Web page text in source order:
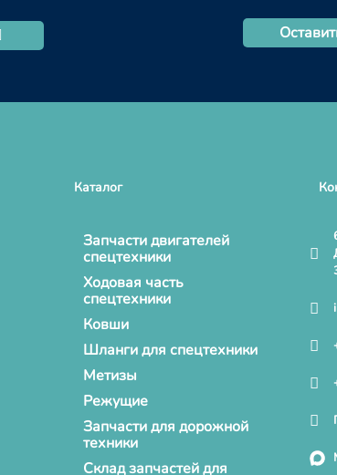
Каталог
Запчасти двигателей
спецтехники
Ходовая часть
спецтехники
Ковши
Шланги для спецтехники
Метизы
Режущие
Запчасти для дорожной
техники
Склад запчастей для